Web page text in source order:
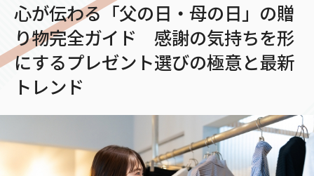
心が伝わる「父の日・母の日」の贈
り物完全ガイド 感謝の気持ちを形
にするプレゼント選びの極意と最新
トレンド